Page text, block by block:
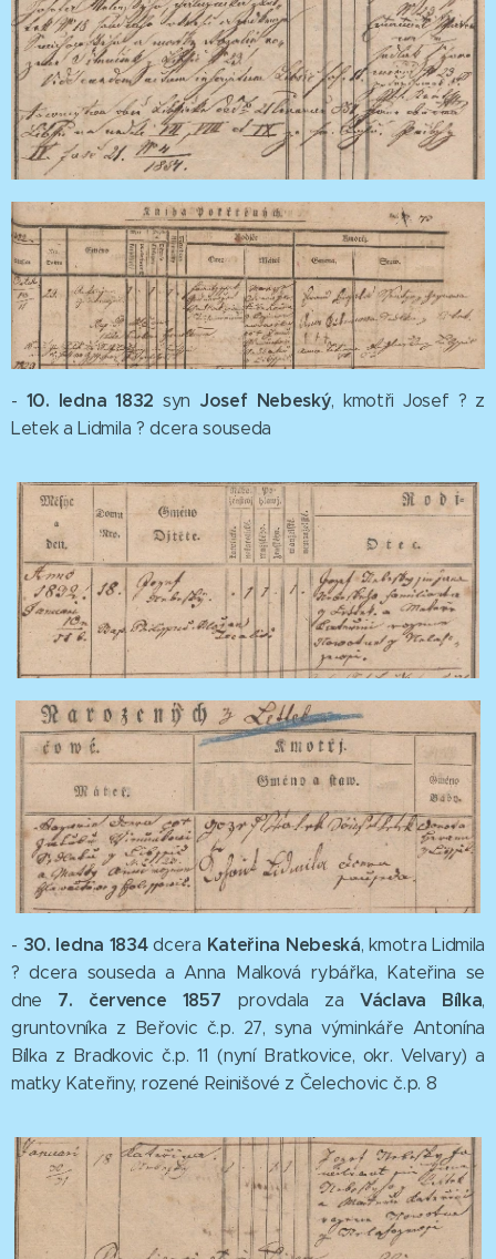
- 10. ledna 1832 syn JosefNebeský, kmotři Josef ? z
Letek a Lidmila ? dcera souseda
- 30. ledna 1834dcera Kateřina Nebeská, kmotra Lidmila
? dcera souseda a Anna Malková rybářka, Kateřina se
dne 7. července 1857 provdala za Václava Bílka,
gruntovníka z Beřovic č.p. 27, syna výminkáře Antonína
Bílka z Bradkovic č.p. 11 (nyní Bratkovice, okr. Velvary) a
matky Kateřiny, rozené Reinišové z Čelechovic č.p. 8